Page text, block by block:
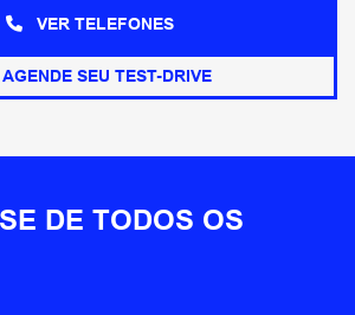
VER TELEFONES
AGENDE SEU TEST-DRIVE
DE TODOS OS